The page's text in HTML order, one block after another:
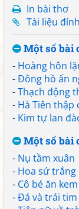
In bài thơ
Tài liệu
Một số bài
- Hoàng hôn
-Đông hồ ấn
-Thạch động
- Hà Tiên thập
- Kim tự lan
Một số bài
- Nụ tầm xuân
- Hoa sứ trắng
- Cô bé ăn
-Đá và trái tim